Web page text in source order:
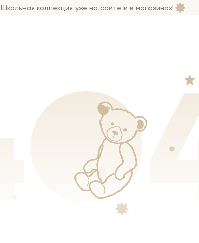
Школьная коллекция уже на сайте и в магазинах!